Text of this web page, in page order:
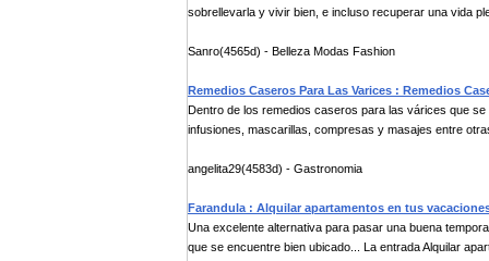
sobrellevarla y vivir bien, e incluso recuperar una vida
Sanro(4565d) - Belleza Modas Fashion
Remedios Caseros Para Las Varices : Remedios
Dentro de los remedios caseros para las várices que
infusiones, mascarillas, compresas y masajes entre
angelita29(4583d) - Gastronomia
Farandula : Alquilar apartamentos en tus
Una excelente alternativa para pasar una buena
que se encuentre bien ubicado... La entrada Alquilar